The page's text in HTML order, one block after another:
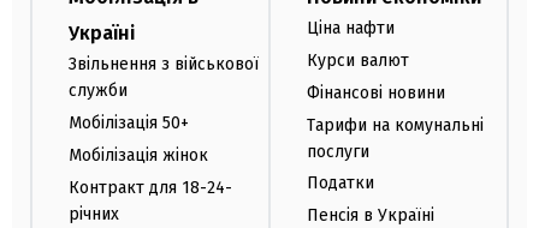
Україні
Звільнення з військової
служби
Мобілізація 50+
Мобілізація жінок
Контракт для 18-24-
річних
Ціна нафти
Курси валют
Фінансові новини
Тарифи на комунальні
послуги
Податки
Пенсія в Україні